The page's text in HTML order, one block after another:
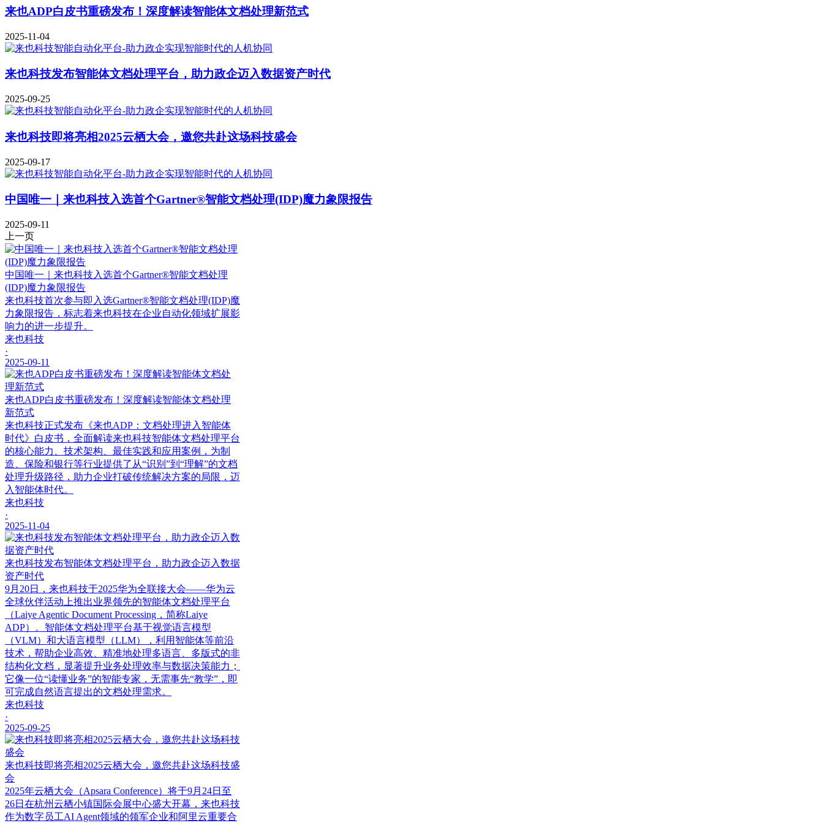
来也ADP白皮书重磅发布！深度解读智能体文档处理新范式
2025-11-04
来也科技发布智能体文档处理平台，助力政企迈入数据资产时代
2025-09-25
来也科技即将亮相2025云栖大会，邀您共赴这场科技盛会
2025-09-17
中国唯一｜来也科技入选首个Gartner®智能文档处理(IDP)魔力象限报告
2025-09-11
上一页
中国唯一｜来也科技入选首个Gartner®智能文档处理
(IDP)魔力象限报告
来也科技首次参与即入选Gartner®智能文档处理(IDP)魔
力象限报告，标志着来也科技在企业自动化领域扩展影
响力的进一步提升。
来也科技
·
2025-09-11
来也ADP白皮书重磅发布！深度解读智能体文档处理
新范式
来也科技正式发布《来也ADP：文档处理进入智能体
时代》白皮书，全面解读来也科技智能体文档处理平台
的核心能力、技术架构、最佳实践和应用案例，为制
造、保险和银行等行业提供了从“识别”到“理解”的文档
处理升级路径，助力企业打破传统解决方案的局限，迈
入智能体时代。
来也科技
·
2025-11-04
来也科技发布智能体文档处理平台，助力政企迈入数据
资产时代
9月20日，来也科技于2025华为全联接大会——华为云
全球伙伴活动上推出业界领先的智能体文档处理平台
（Laiye Agentic Document Processing，简称Laiye
ADP）。智能体文档处理平台基于视觉语言模型
（VLM）和大语言模型（LLM），利用智能体等前沿
技术，帮助企业高效、精准地处理多语言、多版式的非
结构化文档，显著提升业务处理效率与数据决策能力；
它像一位“读懂业务”的智能专家，无需事先“教学”，即
可完成自然语言提出的文档处理需求。
来也科技
·
2025-09-25
来也科技即将亮相2025云栖大会，邀您共赴这场科技盛
会
2025年云栖大会（Apsara Conference）将于9月24日至
26日在杭州云栖小镇国际会展中心盛大开幕，来也科技
作为数字员工AI Agent领域的领军企业和阿里云重要合